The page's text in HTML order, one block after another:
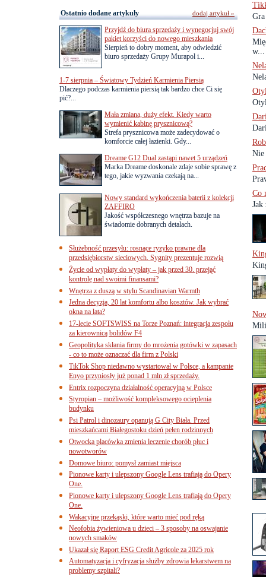
w...
Nie
Co
Jak
Ostatnio dodane artykuły
Przyjdź do biura sprzedaży i wynegocjuj swój
pakiet korzyści do nowego mieszkania
Sierpień to dobry moment, aby odwiedzić
biuro sprzedaży Grupy Murapol i...
1-7 sierpnia – Światowy Tydzień Karmienia Piersią
Dlaczego podczas karmienia piersią tak bardzo chce Ci się
pić?...
Mała zmiana, duży efekt. Kiedy warto
wymienić kabinę prysznicową?
Strefa prysznicowa może zadecydować o
komforcie całej łazienki. Gdy...
Dreame G12 Dual zastąpi nawet 5 urządzeń
Marka Dreame doskonale zdaje sobie sprawę z
tego, jakie wyzwania czekają na...
Nowy standard wykończenia baterii z kolekcji
ZAFFIRO
Jakość współczesnego wnętrza bazuje na
świadomie dobranych detalach.
Służebność przesyłu: rosnące ryzyko prawne dla
przedsiębiorstw sieciowych. Sygnity prezentuje rozwią
Życie od wypłaty do wypłaty – jak przed 30. przejąć
kontrolę nad swoimi finansami?
Wnętrza z duszą w stylu Scandinavian Warmth
Jedna decyzja, 20 lat komfortu albo kosztów. Jak wybrać
okna na lata?
17-lecie SOFTSWISS na Torze Poznań: integracja zespołu
za kierownicą bolidów F4
Geopolityka skłania firmy do mrożenia gotówki w zapasach
- co to może oznaczać dla firm z Polski
TikTok Shop niedawno wystartował w Polsce, a kampanie
Enyo przyniosły już ponad 1 mln zł sprzedaży.
Entrix rozpoczyna działalność operacyjną w Polsce
Styropian – możliwość kompleksowego ocieplenia
budynku
Psi Patrol i dinozaury opanują G City Biała. Przed
mieszkańcami Białegostoku dzień pełen rodzinnych
Otwocka placówka zmienia leczenie chorób płuc i
nowotworów
Domowe biuro: pomysł zamiast miejsca
Pionowe karty i ulepszony Google Lens trafiają do Opery
One.
Pionowe karty i ulepszony Google Lens trafiają do Opery
One.
Wakacyjne przekąski, które warto mieć pod ręką
Neofobia żywieniowa u dzieci – 3 sposoby na oswajanie
nowych smaków
Ukazał się Raport ESG Credit Agricole za 2025 rok
Automatyzacja i cyfryzacja służby zdrowia lekarstwem na
problemy szpitali?
dodaj artykuł »